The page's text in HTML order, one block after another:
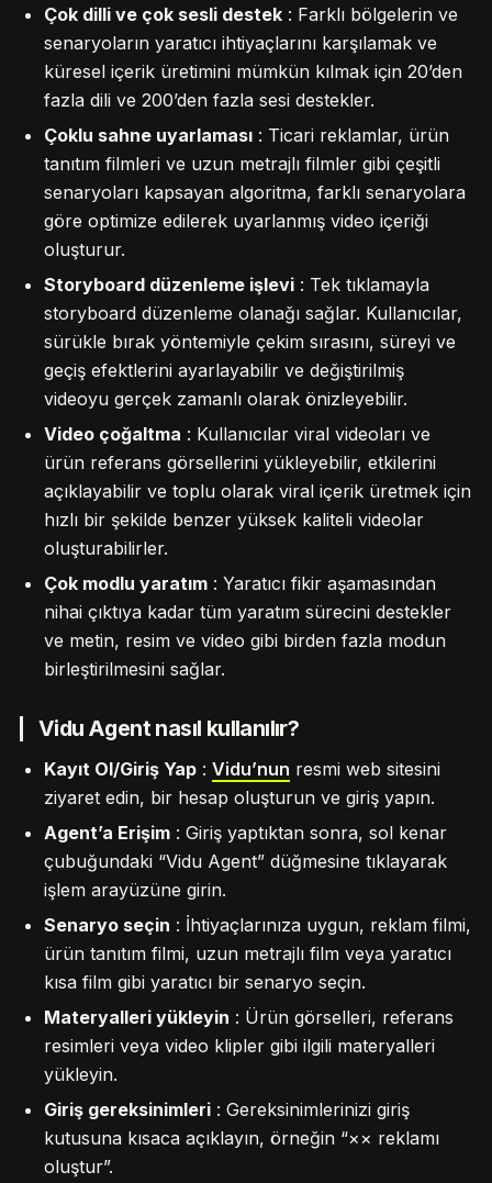
Çok dilli ve çok sesli destek : Farklı bölgelerin ve
senaryoların yaratıcı ihtiyaçlarını karşılamak ve
küresel içerik üretimini mümkün kılmak için 20’den
fazla dili ve 200’den fazla sesi destekler.
Çoklu sahne uyarlaması : Ticari reklamlar, ürün
tanıtım filmleri ve uzun metrajlı filmler gibi çeşitli
senaryoları kapsayan algoritma, farklı senaryolara
göre optimize edilerek uyarlanmış video içeriği
oluşturur.
Storyboard düzenleme işlevi : Tek tıklamayla
storyboard düzenleme olanağı sağlar. Kullanıcılar,
sürükle bırak yöntemiyle çekim sırasını, süreyi ve
geçiş efektlerini ayarlayabilir ve değiştirilmiş
videoyu gerçek zamanlı olarak önizleyebilir.
Video çoğaltma : Kullanıcılar viral videoları ve
ürün referans görsellerini yükleyebilir, etkilerini
açıklayabilir ve toplu olarak viral içerik üretmek için
hızlı bir şekilde benzer yüksek kaliteli videolar
oluşturabilirler.
Çok modlu yaratım : Yaratıcı fikir aşamasından
nihai çıktıya kadar tüm yaratım sürecini destekler
ve metin, resim ve video gibi birden fazla modun
birleştirilmesini sağlar.
Vidu Agent nasıl kullanılır?
Kayıt Ol/Giriş Yap : Vidu’nun resmi web sitesini
ziyaret edin, bir hesap oluşturun ve giriş yapın.
Agent’a Erişim : Giriş yaptıktan sonra, sol kenar
çubuğundaki “Vidu Agent” düğmesine tıklayarak
işlem arayüzüne girin.
Senaryo seçin : İhtiyaçlarınıza uygun, reklam filmi,
ürün tanıtım filmi, uzun metrajlı film veya yaratıcı
kısa film gibi yaratıcı bir senaryo seçin.
Materyalleri yükleyin : Ürün görselleri, referans
resimleri veya video klipler gibi ilgili materyalleri
yükleyin.
Giriş gereksinimleri : Gereksinimlerinizi giriş
kutusuna kısaca açıklayın, örneğin “×× reklamı
oluştur”.